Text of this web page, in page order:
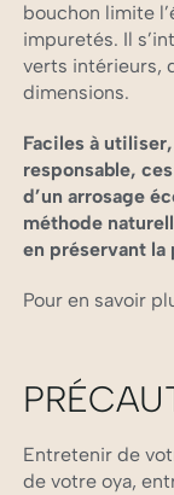
bouchon limite
impuretés. Il
verts intérieurs,
dimensions.
Faciles à
responsable,
d’un arrosage
méthode
en préservant la
Pour en savoir
Entretenir de
de votre oya,